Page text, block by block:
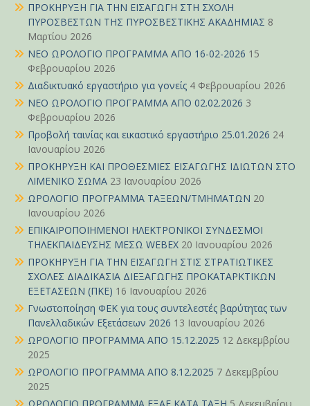
ΠΡΟΚΗΡΥΞΗ ΓΙΑ ΤΗΝ ΕΙΣΑΓΩΓΗ ΣΤΗ ΣΧΟΛΗ
ΠΥΡΟΣΒΕΣΤΩΝ ΤΗΣ ΠΥΡΟΣΒΕΣΤΙΚΗΣ ΑΚΑΔΗΜΙΑΣ 8
Μαρτίου 2026
ΝΕΟ ΩΡΟΛΟΓΙΟ ΠΡΟΓΡΑΜΜΑ ΑΠΟ 16-02-2026 15
Φεβρουαρίου 2026
Διαδικτυακό εργαστήριο για γονείς 4 Φεβρουαρίου 2026
ΝΕΟ ΩΡΟΛΟΓΙΟ ΠΡΟΓΡΑΜΜΑ ΑΠΟ 02.02.2026 3
Φεβρουαρίου 2026
Προβολή ταινίας και εικαστικό εργαστήριο 25.01.2026 24
Ιανουαρίου 2026
ΠΡΟΚΗΡΥΞΗ ΚΑΙ ΠΡΟΘΕΣΜΙΕΣ ΕΙΣΑΓΩΓΗΣ ΙΔΙΩΤΩΝ ΣΤΟ
ΛΙΜΕΝΙΚΟ ΣΩΜΑ 23 Ιανουαρίου 2026
ΩΡΟΛΟΓΙΟ ΠΡΟΓΡΑΜΜΑ ΤΑΞΕΩΝ/ΤΜΗΜΑΤΩΝ 20
Ιανουαρίου 2026
ΕΠΙΚΑΙΡΟΠΟΙΗΜΕΝΟΙ ΗΛΕΚΤΡΟΝΙΚΟΙ ΣΥΝΔΕΣΜΟΙ
ΤΗΛΕΚΠΑΙΔΕΥΣΗΣ ΜΕΣΩ WEBEX 20 Ιανουαρίου 2026
ΠΡΟΚΗΡΥΞΗ ΓΙΑ ΤΗΝ ΕΙΣΑΓΩΓΗ ΣΤΙΣ ΣΤΡΑΤΙΩΤΙΚΕΣ
ΣΧΟΛΕΣ ΔΙΑΔΙΚΑΣΙΑ ΔΙΕΞΑΓΩΓΗΣ ΠΡΟΚΑΤΑΡΚΤΙΚΩΝ
ΕΞΕΤΑΣΕΩΝ (ΠΚΕ) 16 Ιανουαρίου 2026
Γνωστοποίηση ΦΕΚ για τους συντελεστές βαρύτητας των
Πανελλαδικών Εξετάσεων 2026 13 Ιανουαρίου 2026
ΩΡΟΛΟΓΙΟ ΠΡΟΓΡΑΜΜΑ ΑΠΟ 15.12.2025 12 Δεκεμβρίου
2025
ΩΡΟΛΟΓΙΟ ΠΡΟΓΡΑΜΜΑ ΑΠΟ 8.12.2025 7 Δεκεμβρίου
2025